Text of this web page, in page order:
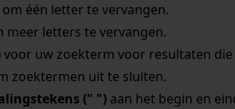
één letter te vervangen.
meer letters te vervangen.
voor uw zoekterm voor resultaten die
zoektermen uit te sluiten.
(" ")aan het begin en